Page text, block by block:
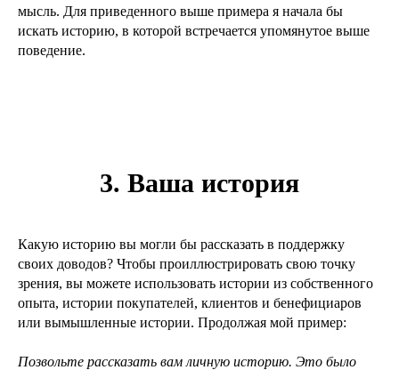
мысль. Для приведенного выше примера я начала бы
искать историю, в которой встречается упомянутое выше
поведение.
3. Ваша история
Какую историю вы могли бы рассказать в поддержку
своих доводов? Чтобы проиллюстрировать свою точку
зрения, вы можете использовать истории из собственного
опыта, истории покупателей, клиентов и бенефициаров
или вымышленные истории. Продолжая мой пример:
Позвольте рассказать вам личную историю. Это было